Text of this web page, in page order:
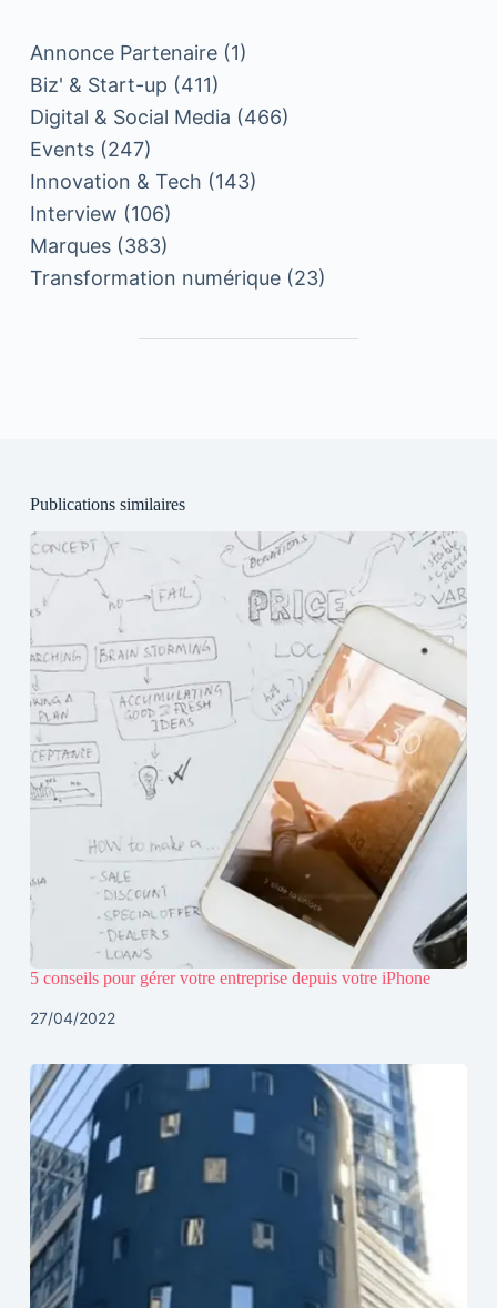
Annonce Partenaire(1)
Biz' & Start-up (411)
Digital & Social Media (466)
Events(247)
Innovation & Tech (143)
Interview (106)
Marques(383)
Transformation numérique(23)
Publications similaires
5 conseils pour gérer votre entreprise depuis votre iPhone
27/04/2022